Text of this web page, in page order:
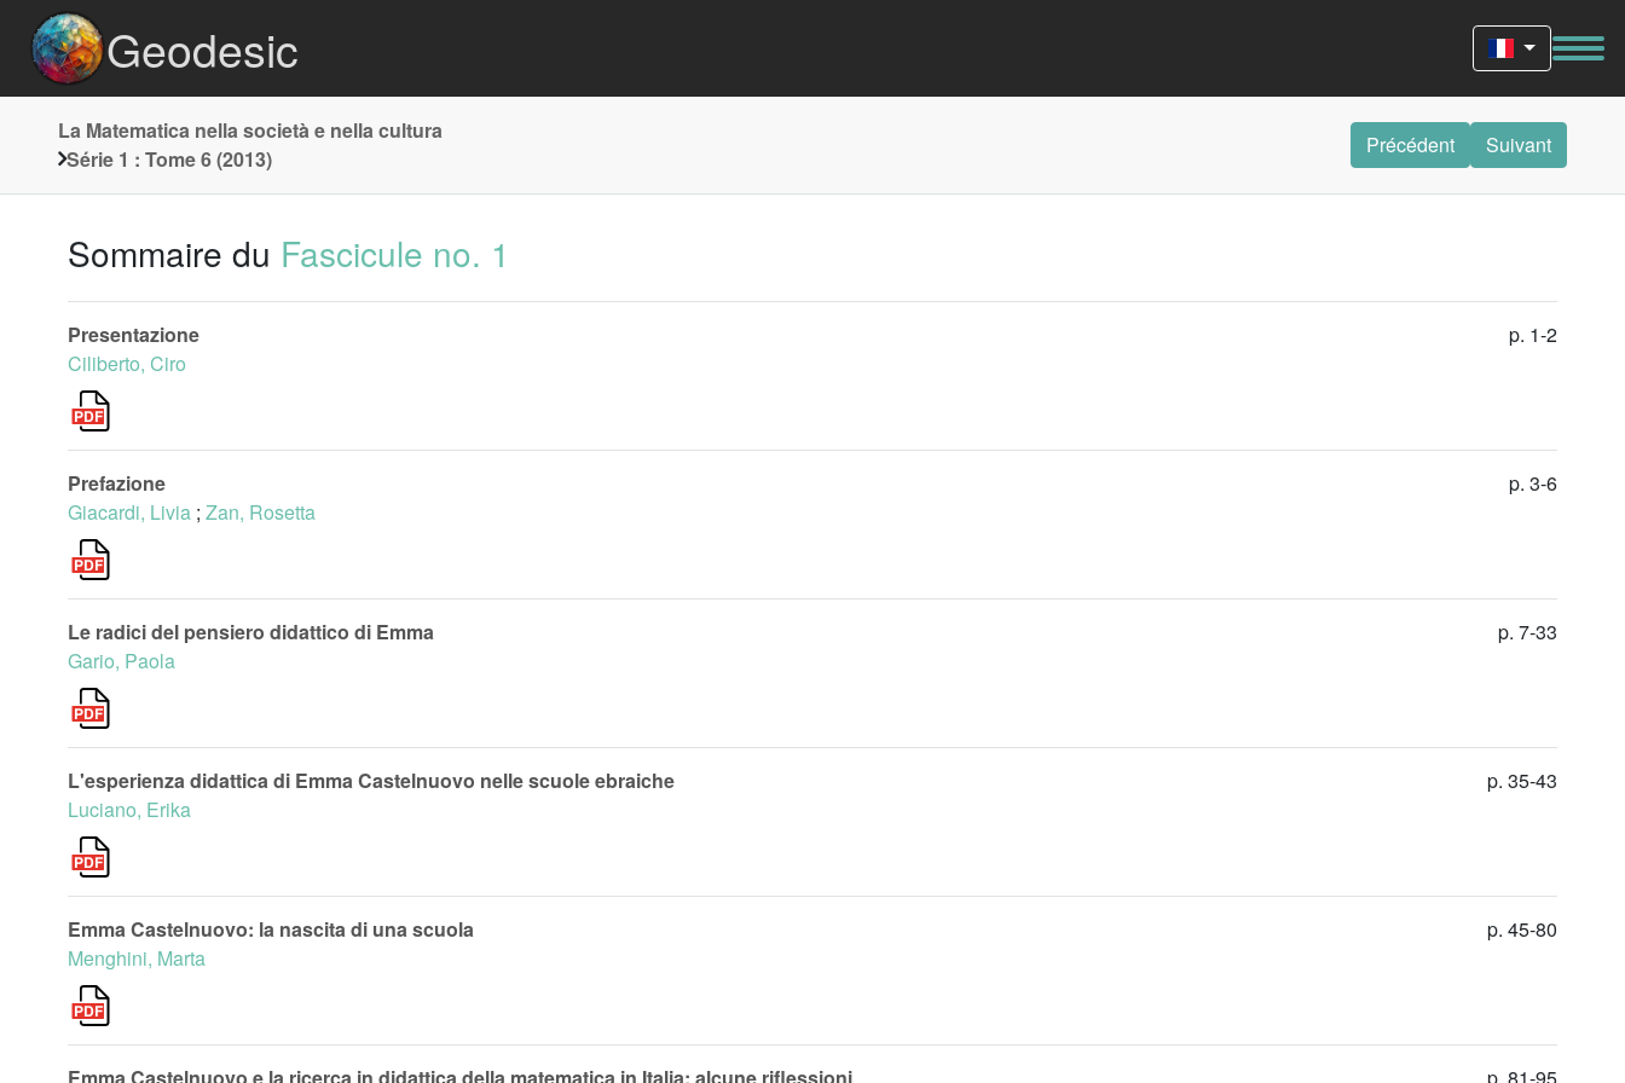
Geodesic
La Matematica nella società e nella cultura
Série 1 : Tome 6 (2013)
Précédent Suivant
Sommaire du Fascicule no. 1
Presentazione
Ciliberto, Ciro
p. 1-2
Prefazione
Giacardi, Livia ; Zan, Rosetta
p. 3-6
Le radici del pensiero didattico di Emma
Gario, Paola
p. 7-33
L'esperienza didattica di Emma Castelnuovo nelle scuole ebraiche
Luciano, Erika
p. 35-43
Emma Castelnuovo: la nascita di una scuola
Menghini, Marta
p. 45-80